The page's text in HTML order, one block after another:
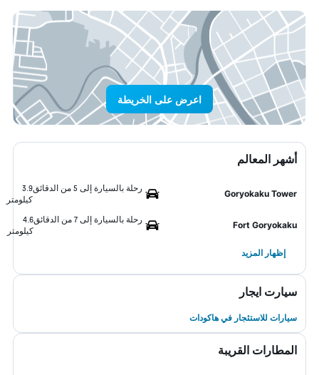
اعرض على الخريطة
أشهر المعالم
Goryokaku Tower
رحلة بالسيارة إلى 5 من الدقائق
3.9
كيلومتر
Fort Goryokaku
رحلة بالسيارة إلى 7 من الدقائق
4.6
كيلومتر
إظهار المزيد
سيارت ايجار
سيارات للاستئجار في هاكودات
المطارات القريبة